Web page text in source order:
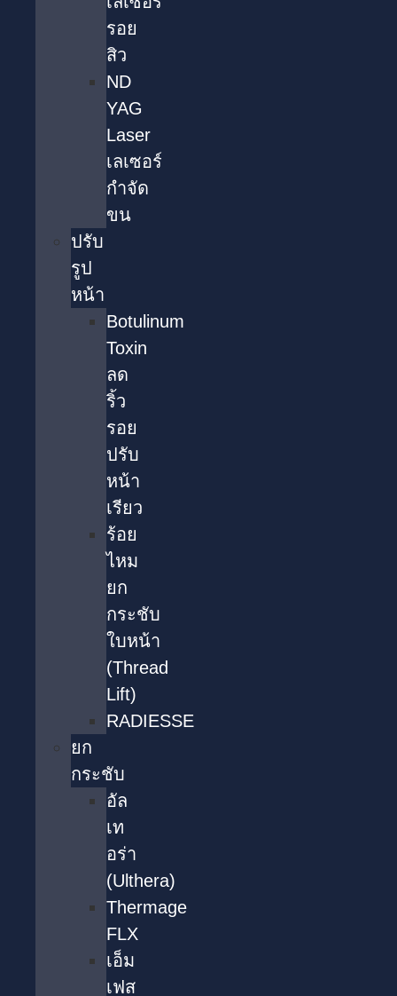
รอย
สิว
ND
YAG
Laser
เลเซอร์
กำจัด
ขน
ปรับ
รูป
หน้า
Botulinum
Toxin
ลด
ริ้ว
รอย
ปรับ
หน้า
เรียว
ร้อย
ไหม
ยก
กระชับ
ใบหน้า
(Thread
Lift)
RADIESSE
ยก
กระชับ
อัล
เท
อร่า
(Ulthera)
Thermage
FLX
เอ็ม
เฟส